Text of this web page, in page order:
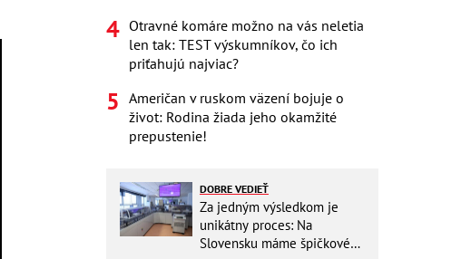
Otravné komáre možno na vás neletia
len tak: TEST výskumníkov, čo ich
priťahujú najviac?
Američan v ruskom väzení bojuje o
život: Rodina žiada jeho okamžité
prepustenie!
DOBRE VEDIEŤ
Za jedným výsledkom je
unikátny proces: Na
Slovensku máme špičkové